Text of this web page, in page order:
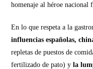
homenaje al héroe nacional
En lo que respeta a la
influencias españolas,
repletas de puestos de
fertilizado de pato) y la